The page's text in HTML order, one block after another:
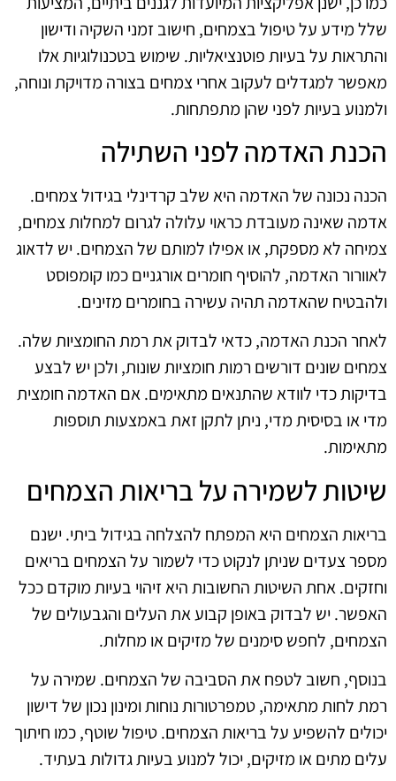
שלל מידע על טיפול בצמחים, חישוב זמני השקיה ודישון
והתראות על בעיות פוטנציאליות. שימוש בטכנולוגיות אלו
מאפשר למגדלים לעקוב אחרי צמחים בצורה מדויקת ונוחה,
ולמנוע בעיות לפני שהן מתפתחות.
הכנת האדמה לפני השתילה
הכנה נכונה של האדמה היא שלב קרדינלי בגידול צמחים.
אדמה שאינה מעובדת כראוי עלולה לגרום למחלות צמחים,
צמיחה לא מספקת, או אפילו למותם של הצמחים. יש לדאוג
לאוורור האדמה, להוסיף חומרים אורגניים כמו קומפוסט
ולהבטיח שהאדמה תהיה עשירה בחומרים מזינים.
לאחר הכנת האדמה, כדאי לבדוק את רמת החומציות שלה.
צמחים שונים דורשים רמות חומציות שונות, ולכן יש לבצע
בדיקות כדי לוודא שהתנאים מתאימים. אם האדמה חומצית
מדי או בסיסית מדי, ניתן לתקן זאת באמצעות תוספות
מתאימות.
שיטות לשמירה על בריאות הצמחים
בריאות הצמחים היא המפתח להצלחה בגידול ביתי. ישנם
מספר צעדים שניתן לנקוט כדי לשמור על הצמחים בריאים
וחזקים. אחת השיטות החשובות היא זיהוי בעיות מוקדם ככל
האפשר. יש לבדוק באופן קבוע את העלים והגבעולים של
הצמחים, לחפש סימנים של מזיקים או מחלות.
בנוסף, חשוב לטפח את הסביבה של הצמחים. שמירה על
רמת לחות מתאימה, טמפרטורות נוחות ומינון נכון של דישון
יכולים להשפיע על בריאות הצמחים. טיפול שוטף, כמו חיתוך
עלים מתים או מזיקים, יכול למנוע בעיות גדולות בעתיד.